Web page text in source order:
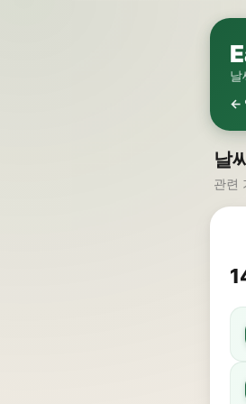
날
←
날
관련